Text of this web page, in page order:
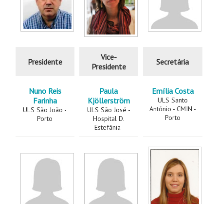
Presidente
Vice-
Presidente
Secretária
Nuno Reis
Farinha
ULS São João -
Porto
Paula
Kjöllerström
ULS São José -
Hospital D.
Estefânia
Emília Costa
ULS Santo
António - CMIN -
Porto